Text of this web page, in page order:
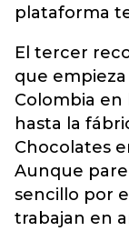
plataforma
El tercer
que empieza
Colombia en
hasta la
Chocolates
Aunque
sencillo por
trabajan en